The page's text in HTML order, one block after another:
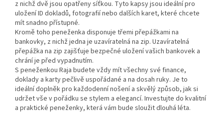
z nichž dvě jsou opatřeny síťkou. Tyto kapsy jsou ideální pro
uložení ID dokladů, fotografií nebo dalších karet, které chcete
mít snadno přístupné.
Kromě toho peneženka disponuje třemi přepážkami na
bankovky, z nichž jedna je uzavíratelná na zip. Uzavíratelná
přepážka na zip zajišťuje bezpečné uložení vašich bankovek a
chrání je před vypadnutím.
S peneženkou Raja budete vždy mít všechny své finance,
doklady a karty pečlivě uspořádané a na dosah ruky. Je to
ideální doplněk pro každodenní nošení a skvělý způsob, jak si
udržet vše v pořádku se stylem a elegancí. Investujte do kvalitní
a praktické peneženky, která vám bude sloužit dlouhá léta.